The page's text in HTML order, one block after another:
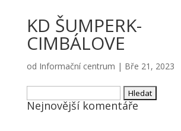
KD ŠUMPERK-
CIMBÁLOVE
od Informační centrum | Bře 21, 2023
Vyhledávání
Nejnovější komentáře